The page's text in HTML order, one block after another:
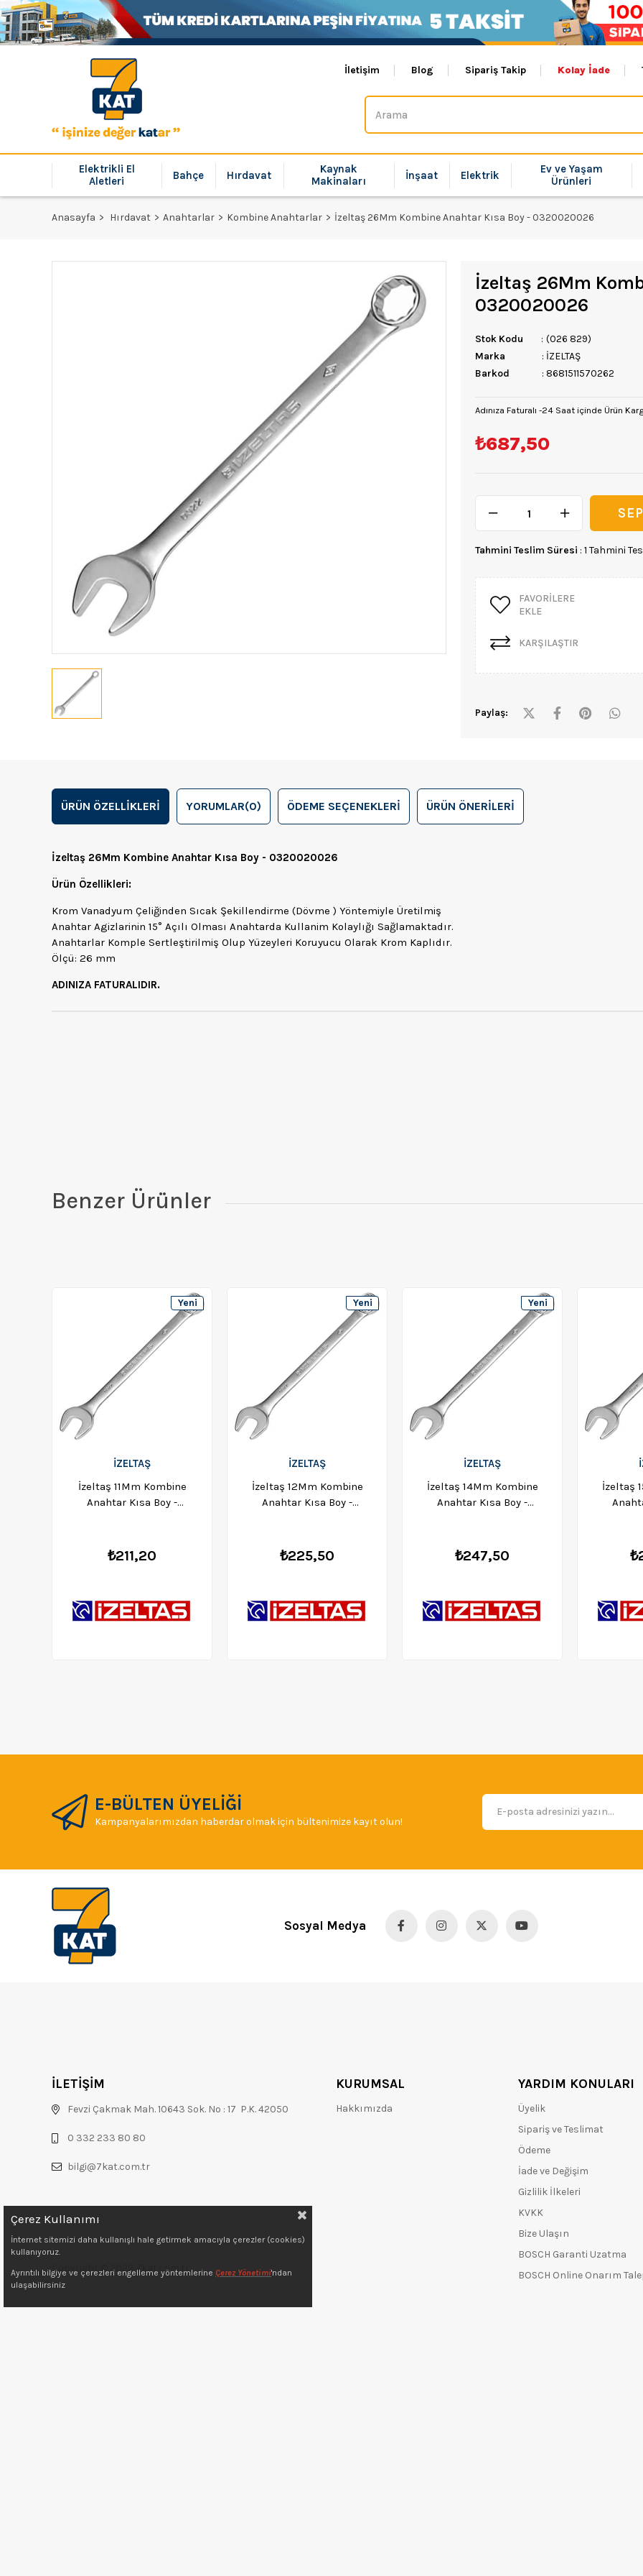
İletişim Blog Sipariş Takip Kolay İade
Elektrikli El
Aletleri
Bahçe Hırdavat
Kaynak
Makinaları
İnşaat Elektrik
Ev ve Yaşam
Ürünleri
Anasayfa Hırdavat Anahtarlar Kombine Anahtarlar İzeltaş 26Mm Kombine Anahtar Kısa Boy - 0320020026
İzeltaş 26Mm
0320020026
Stok Kodu
(026 829)
Marka
: İZELTAŞ
Barkod
: 8681511570262
Adınıza Faturalı -24 Saat içinde Ürün
₺687,50
Tahmini Teslim Süresi : 1 Tahmini
FAVORILERE
EKLE
KARŞILAŞTIR
Paylaş:
ÜRÜN ÖZELLIKLERI YORUMLAR(0) ÖDEME SEÇENEKLERI ÜRÜN ÖNERILERI
İzeltaş 26Mm Kombine Anahtar Kısa Boy - 0320020026
Ürün Özellikleri:
Krom Vanadyum Çeliğinden Sıcak Şekillendirme (Dövme ) Yöntemiyle Üretilmiş
Anahtar Agizlarinin 15° Açılı Olması Anahtarda Kullanim Kolaylığı Sağlamaktadır.
Anahtarlar Komple Sertleştirilmiş Olup Yüzeyleri Koruyucu Olarak Krom Kaplıdır.
Ölçü: 26 mm
ADINIZA FATURALIDIR.
Benzer Ürünler
İZELTAŞ
İzeltaş 11Mm Kombine
Anahtar Kısa Boy -
₺211,20
Yeni
Ürün
İZELTAŞ
İzeltaş 12Mm Kombine
Anahtar Kısa Boy -
₺225,50
Yeni
Ürün
İZELTAŞ
İzeltaş 14Mm Kombine
Anahtar Kısa Boy -
₺247,50
Yeni
Ürün
İzeltaş
E-BÜLTEN ÜYELİĞİ
Kampanyalarımızdan haberdar olmak için bültenimize kayıt olun!
Sosyal Medya
İLETİŞİM
Fevzi Çakmak Mah. 10643 Sok. No : 17 P.K. 42050
0 332 233 80 80
bilgi@7kat.com.tr
Copyright © 2022 7kat.com.tr
KURUMSAL
Hakkımızda
YARDIM KONULARI
Üyelik
Sipariş ve Teslimat
Ödeme
İade ve Değişim
Gizlilik İlkeleri
KVKK
Bize Ulaşın
BOSCH Garanti Uzatma
BOSCH Online Onarım
Çerez Kullanımı
İnternet sitemizi daha kullanışlı hale getirmek amacıyla çerezler (cookies)
kullanıyoruz.
Ayrıntılı bilgiye ve çerezleri engelleme yöntemlerine Çerez Yönetimi'ndan
ulaşabilirsiniz